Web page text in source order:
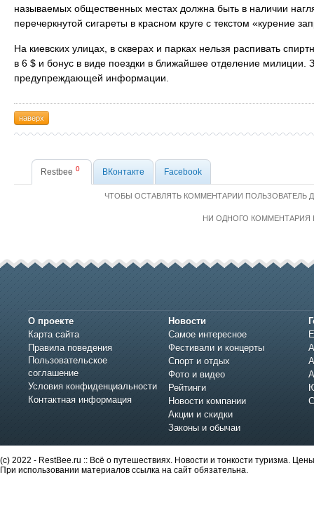
называемых общественных местах должна быть в наличии
перечеркнутой сигареты в красном круге с текстом «курение
На киевских улицах, в скверах и парках нельзя распивать
в 6 $ и бонус в виде поездки в ближайшее отделение
предупреждающей информации.
наверх
Restbee 0 ВКонтакте Facebook
ЧТОБЫ ОСТАВЛЯТЬ КОММЕНТАРИИ
НИ ОДНОГО КОММЕНТАРИЯ
О проекте
Карта сайта
Правила поведения
Пользовательское
соглашение
Условия конфиденциальности
Контактная информация
Новости
Самое интересное
Фестивали и концерты
Спорт и отдых
Фото и видео
Рейтинги
Новости компании
Акции и скидки
Законы и обычаи
(c) 2022 - RestBee.ru :: Всё о путешествиях. Новости и тонкости туризма.
При использовании материалов ссылка на сайт обязательна.